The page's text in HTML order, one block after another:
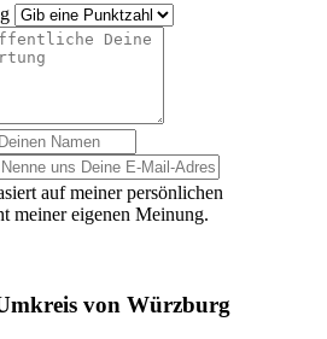
auf meiner persönlichen
meiner eigenen Meinung.
von Würzburg